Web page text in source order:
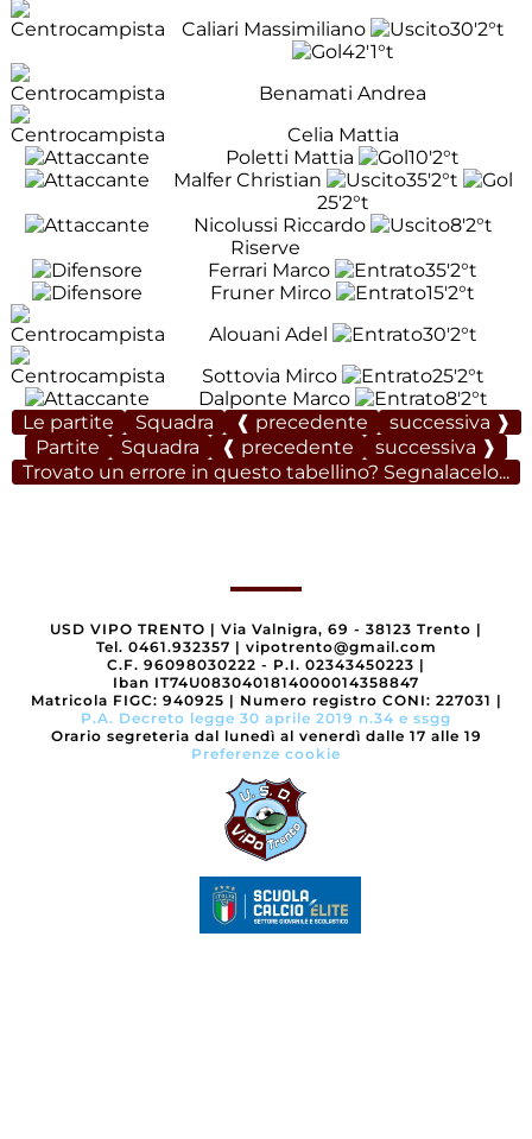
Caliari Massimiliano
30'2°t
42'1°t
Benamati Andrea
Celia Mattia
Poletti Mattia
10'2°t
Malfer Christian
35'2°t
25'2°t
Nicolussi Riccardo
8'2°t
Riserve
Ferrari Marco
35'2°t
Fruner Mirco
15'2°t
Alouani Adel
30'2°t
Sottovia Mirco
25'2°t
Dalponte Marco
8'2°t
Le partite
Squadra ❰ precedente
successiva ❱
Partite
Squadra ❰ precedente
successiva ❱
Trovato un errore in questo tabellino? Segnalacelo...
USD VIPO TRENTO | Via Valnigra, 69 - 38123 Trento |
Tel. 0461.932357 | vipotrento@gmail.com
C.F. 96098030222 - P.I. 02343450223 |
Iban IT74U0830401814000014358847
Matricola FIGC: 940925 | Numero registro CONI: 227031 |
P.A. Decreto legge 30 aprile 2019 n.34 e ssgg
Orario segreteria dal lunedì al venerdì dalle 17 alle 19
Preferenze cookie